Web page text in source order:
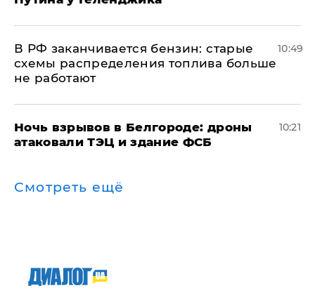
​В РФ заканчивается бензин: старые
схемы распределения топлива больше
не работают
10:49
​Ночь взрывов в Белгороде: дроны
атаковали ТЭЦ и здание ФСБ
10:21
Смотреть ещё